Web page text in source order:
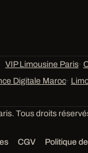
VIP Limousine Paris·
Digitale Maroc·
Tous droits
CGV Politique